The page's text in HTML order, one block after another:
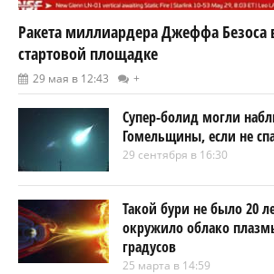
Ракета миллиардера Джеффа Безоса
стартовой площадке
29 мая в 12:43 +
Супер-болид могли
Гомельщины, если не
29 сентября в 16:30
Такой бури не было 20
окружило облако
градусов
25 марта в 14:59